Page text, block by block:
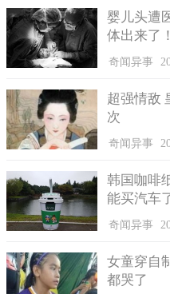
层，越贴近低谷时速率越低，
川运功碰到基岩或是堵塞时就
皱褶出现，那样就会被当做是
因此这一说白了的真龙我
周边的住户叙述，她们这儿衣
婴儿头遭
体出来了
奇闻异事
超强情敌
次
奇闻异事
韩国咖啡
能买汽车
奇闻异事
女童穿自
都哭了